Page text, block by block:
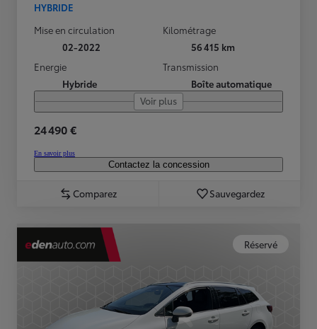
HYBRIDE
Mise en circulation
02-2022
Kilométrage
56 415 km
Energie
Hybride
Transmission
Boîte automatique
Voir plus
24 490 €
En savoir plus
Contactez la concession
Comparez Sauvegardez
Réservé